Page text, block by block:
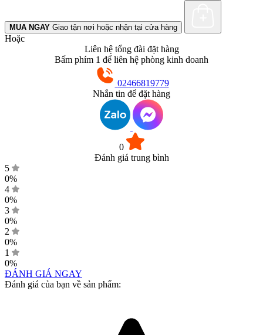
MUA NGAY Giao tận nơi hoặc nhận tại cửa hàng
Hoặc
Liên hệ tổng đài đặt hàng
Bấm phím 1 để liên hệ phòng kinh doanh
02466819779
Nhắn tin để đặt hàng
0
Đánh giá trung bình
5
0%
4
0%
3
0%
2
0%
1
0%
ĐÁNH GIÁ NGAY
Đánh giá của bạn về sản phẩm: